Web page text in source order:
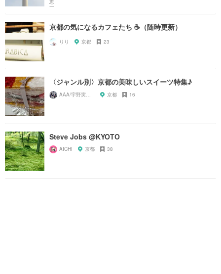
京都の気になるカフェたち ☕️（随時更新）
りり 京都 23
〈ジャンル別〉京都の美味しいスイーツ特集♪
AAA/宇野実彩子推し 京都 16
Steve Jobs @KYOTO
AICHI 京都 38